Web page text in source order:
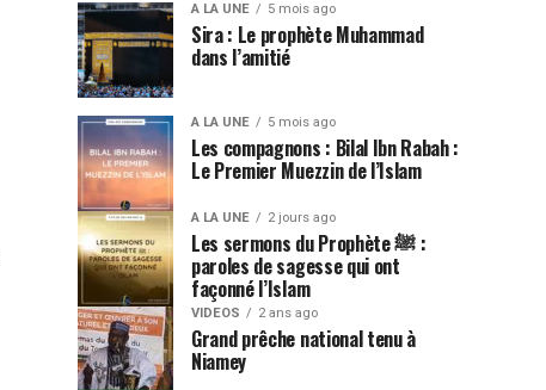
A LA UNE 5 mois ago
Sira : Le prophète Muhammad
dans l’amitié
A LA UNE 5 mois ago
Les compagnons : Bilal Ibn Rabah :
Le Premier Muezzin de l’Islam
A LA UNE 2 jours ago
Les sermons du Prophète ﷺ :
paroles de sagesse qui ont
façonné l’Islam
VIDEOS 2 ans ago
Grand prêche national tenu à
Niamey